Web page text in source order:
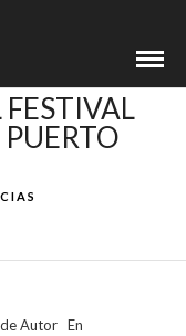
de Autor En